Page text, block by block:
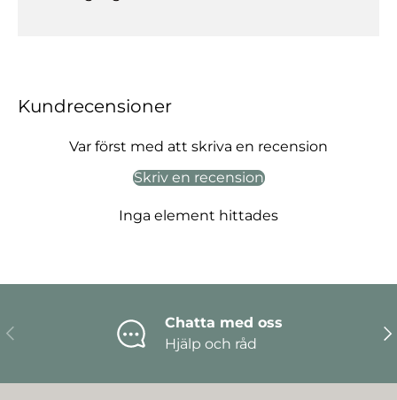
Kundrecensioner
Var först med att skriva en recension
Skriv en recension
Inga element hittades
Föregående
Chatta med oss
Hjälp och råd